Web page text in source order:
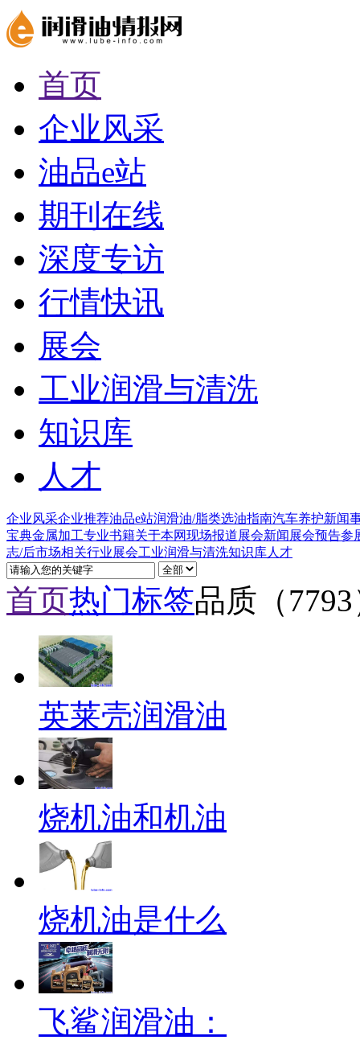
首页
企业风采
油品e站
期刊在线
深度专访
行情快讯
展会
工业润滑与清洗
知识库
人才
企业风采企业推荐油品e站润滑油/脂类选油指南汽车养护新闻
宝典金属加工专业书籍关于本网现场报道展会新闻 展会预告参
志/后市场相关行业展会工业润滑与清洗知识库人才
首页热门标签品质（
英莱壳润滑油
烧机油和机油
烧机油是什么
飞鲨润滑油：